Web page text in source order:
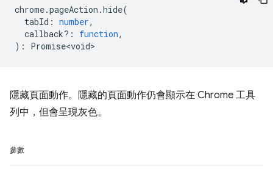
chrome.pageAction .hide(
tabId : number,
callback? : function,
) : Promise<void>
隱藏頁面動作。隱藏的頁面動作仍會顯示在 Chrome 工具
列中，但會呈現灰色。
參數